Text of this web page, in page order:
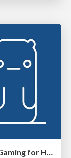
Groundhog Day: Seeking Process in Gaming for Health